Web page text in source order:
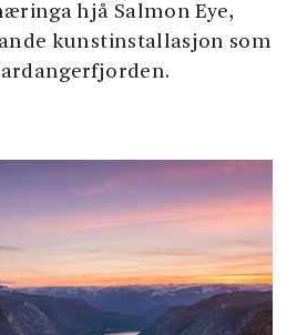
hjå Salmon Eye,
kunstinstallasjon som